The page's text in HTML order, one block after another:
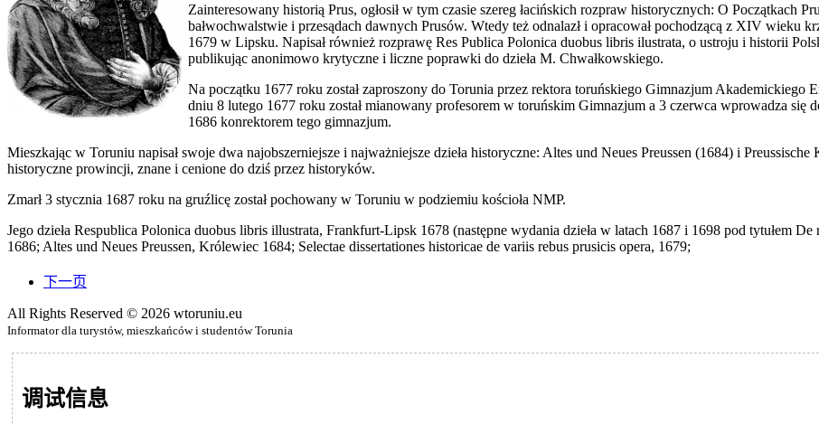
Zainteresowany historią Prus, ogłosił w tym czasie szereg łacińskich rozpraw historycznych: O Początkach
bałwochwalstwie i przesądach dawnych Prusów. Wtedy też odnalazł i opracował pochodzącą z XIV wieku
1679 w Lipsku. Napisał również rozprawę Res Publica Polonica duobus libris ilustrata, o ustroju i historii
publikując anonimowo krytyczne i liczne poprawki do dzieła M. Chwałkowskiego.
Na początku 1677 roku został zaproszony do Torunia przez rektora toruńskiego Gimnazjum Akademickiego
dniu 8 lutego 1677 roku został mianowany profesorem w toruńskim Gimnazjum a 3 czerwca wprowadza się
1686 konrektorem tego gimnazjum.
Mieszkając w Toruniu napisał swoje dwa najobszerniejsze i najważniejsze dzieła historyczne: Altes und Neues Preussen (1684) i
historyczne prowincji, znane i cenione do dziś przez historyków.
Zmarł 3 stycznia 1687 roku na gruźlicę został pochowany w Toruniu w podziemiu kościoła NMP.
Jego dzieła Respublica Polonica duobus libris illustrata, Frankfurt-Lipsk 1678 (następne wydania dzieła w latach 1687 i 1698 pod tytułem
1686; Altes und Neues Preussen, Królewiec 1684; Selectae dissertationes historicae de variis rebus prusicis opera, 1679;
下一页
All Rights Reserved © 2026 wtoruniu.eu
Informator dla turystów, mieszkańców i studentów Torunia
调试信息